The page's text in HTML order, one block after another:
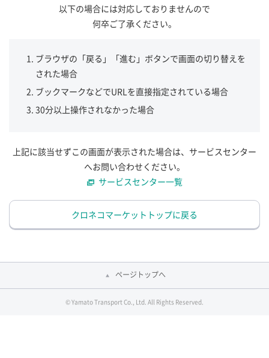
以下の場合には対応しておりませんので
何卒ご了承ください。
ブラウザの「戻る」「進む」ボタンで画面の切り替えを
された場合
ブックマークなどでURLを直接指定されている場合
30分以上操作されなかった場合
上記に該当せずこの画面が表示された場合は、サービスセンター
へお問い合わせください。
サービスセンター一覧
クロネコマーケットトップに戻る
ページトップへ
© Yamato Transport Co., Ltd. All Rights Reserved.